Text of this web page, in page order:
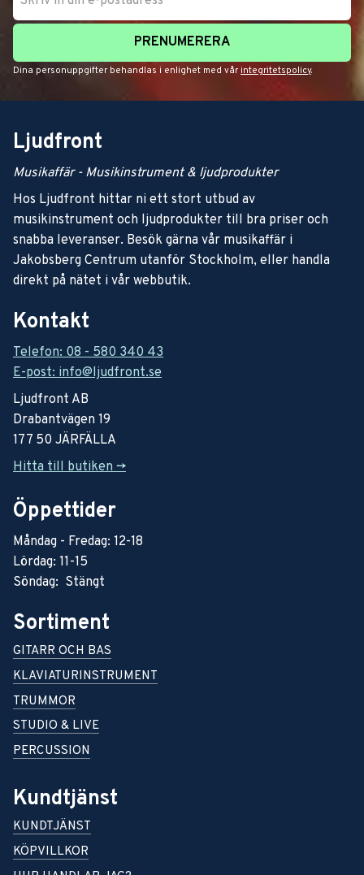
PRENUMERERA
Dina personuppgifter behandlas i enlighet med vår integritetspolicy.
Ljudfront
Musikaffär - Musikinstrument & ljudprodukter
Hos Ljudfront hittar ni ett stort utbud av
musikinstrument och ljudprodukter till bra priser och
snabba leveranser. Besök gärna vår musikaffär i
Jakobsberg Centrum utanför Stockholm, eller handla
direkt på nätet i vår webbutik.
Kontakt
Telefon: 08 - 580 340 43
E-post: info@ljudfront.se
Ljudfront AB
Drabantvägen 19
177 50 JÄRFÄLLA
Hitta till butiken ->
Öppettider
Måndag - Fredag: 12-18
Lördag: 11-15
Söndag: Stängt
Sortiment
GITARR OCH BAS
KLAVIATURINSTRUMENT
TRUMMOR
STUDIO & LIVE
PERCUSSION
Kundtjänst
KUNDTJÄNST
KÖPVILLKOR